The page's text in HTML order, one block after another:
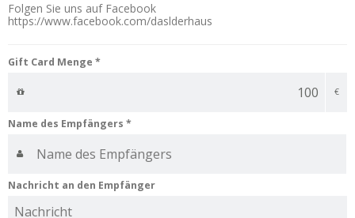
Folgen Sie uns auf Facebook
https://www.facebook.com/daslderhaus
Gift Card Menge *
€
Name des Empfängers *
Nachricht an den Empfänger